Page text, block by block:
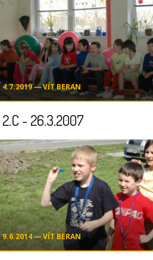
4.7.2019 ― VÍT BERAN
2.C - 26.3.2007
9.6.2014 ― VÍT BERAN